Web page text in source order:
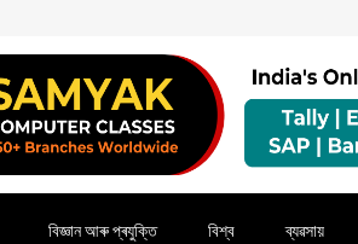
বিজ্ঞান আৰু প্ৰযুক্তি বিশ্ব ব্যৱসায়